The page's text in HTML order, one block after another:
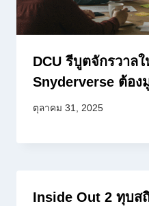
DCU รีบูตจักรวาล
Snyderverse ต้อง
ตุลาคม 31, 2025
Inside Out 2 ทุบส